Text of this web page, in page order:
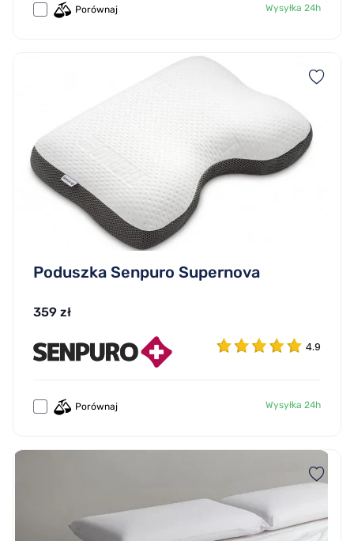
Porównaj Wysyłka 24h
Poduszka Senpuro Supernova
359 zł
4.9
Porównaj Wysyłka 24h